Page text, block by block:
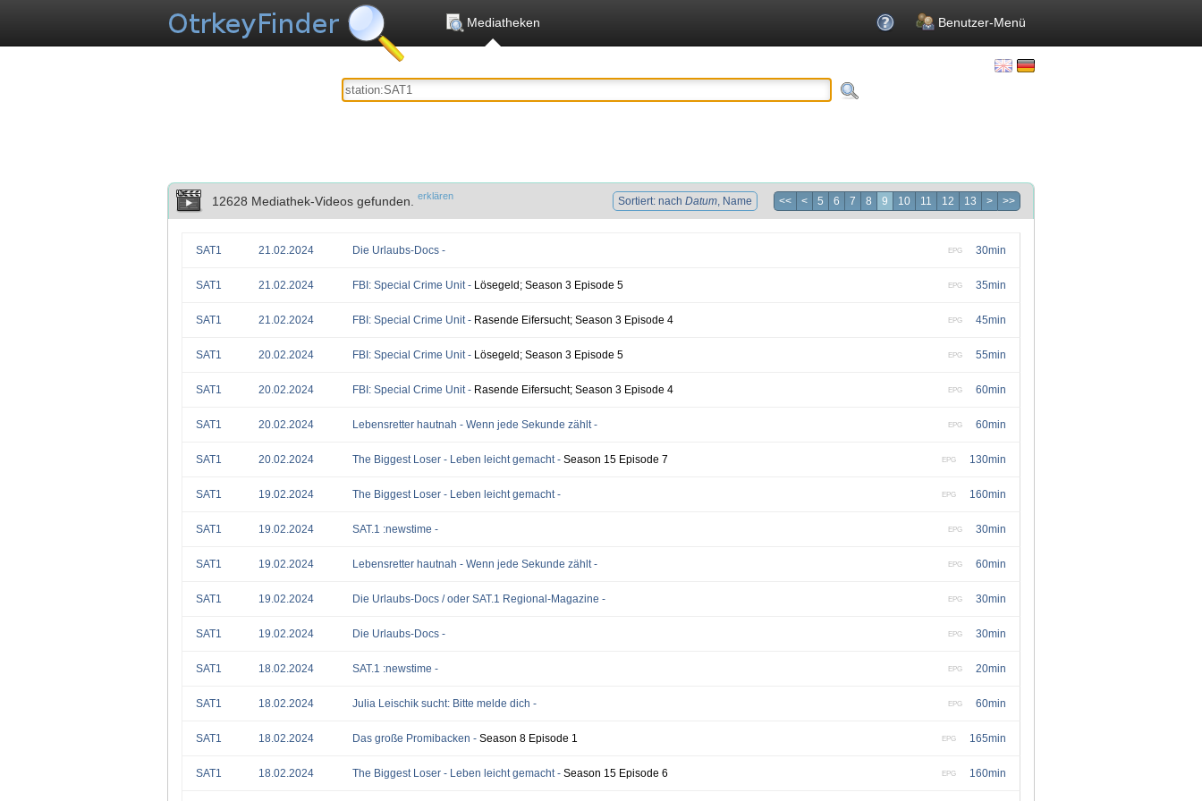
Mediatheken Benutzer-Menü
12628 Mediathek-Videos gefunden. erklären Sortiert: nach Datum, Name << < 5 6 7 8 9 10 11 12 13 > >>
30min
EPG
SAT1 21.02.2024 Die Urlaubs-Docs -
35min
EPG
SAT1 21.02.2024 FBI: Special Crime Unit - Lösegeld; Season 3 Episode 5
45min
EPG
SAT1 21.02.2024 FBI: Special Crime Unit - Rasende Eifersucht; Season 3 Episode 4
55min
EPG
SAT1 20.02.2024 FBI: Special Crime Unit - Lösegeld; Season 3 Episode 5
60min
EPG
SAT1 20.02.2024 FBI: Special Crime Unit - Rasende Eifersucht; Season 3 Episode 4
60min
EPG
SAT1 20.02.2024 Lebensretter hautnah - Wenn jede Sekunde zählt -
130min
EPG
SAT1 20.02.2024 The Biggest Loser - Leben leicht gemacht - Season 15 Episode 7
160min
EPG
SAT1 19.02.2024 The Biggest Loser - Leben leicht gemacht -
30min
EPG
SAT1 19.02.2024 SAT.1 :newstime -
60min
EPG
SAT1 19.02.2024 Lebensretter hautnah - Wenn jede Sekunde zählt -
30min
EPG
SAT1 19.02.2024 Die Urlaubs-Docs / oder SAT.1 Regional-Magazine -
30min
EPG
SAT1 19.02.2024 Die Urlaubs-Docs -
20min
EPG
SAT1 18.02.2024 SAT.1 :newstime -
60min
EPG
SAT1 18.02.2024 Julia Leischik sucht: Bitte melde dich -
165min
EPG
SAT1 18.02.2024 Das große Promibacken - Season 8 Episode 1
160min
EPG
SAT1 18.02.2024 The Biggest Loser - Leben leicht gemacht - Season 15 Episode 6